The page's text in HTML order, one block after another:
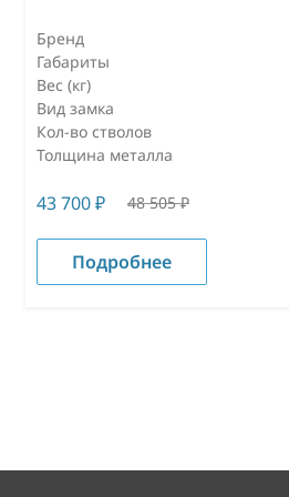
Бренд
Габариты
Вес (кг)
Вид замка
Кол-во стволов
Толщина металла
43 700₽ 48 505₽
Подробнее